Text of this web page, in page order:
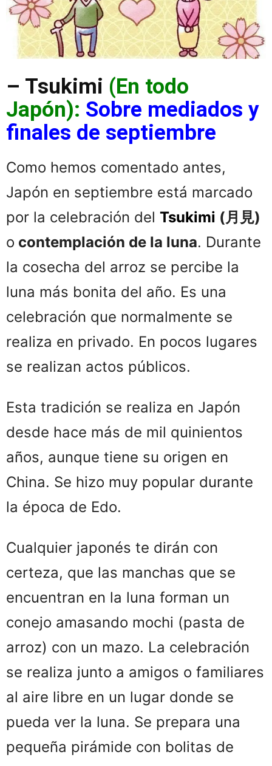
– Tsukimi (En todo
Japón): Sobre mediados y
finales de septiembre
Como hemos comentado antes,
Japón en septiembre está marcado
por la celebración del Tsukimi (月見)
o contemplación de la luna. Durante
la cosecha del arroz se percibe la
luna más bonita del año. Es una
celebración que normalmente se
realiza en privado. En pocos lugares
se realizan actos públicos.
Esta tradición se realiza en Japón
desde hace más de mil quinientos
años, aunque tiene su origen en
China. Se hizo muy popular durante
la época de Edo.
Cualquier japonés te dirán con
certeza, que las manchas que se
encuentran en la luna forman un
conejo amasando mochi (pasta de
arroz) con un mazo. La celebración
se realiza junto a amigos o familiares
al aire libre en un lugar donde se
pueda ver la luna. Se prepara una
pequeña pirámide con bolitas de